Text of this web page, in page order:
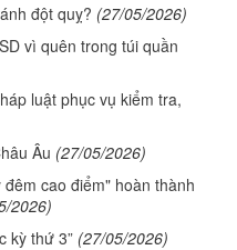
đột quỵ? (27/05/2026)
vì quên trong túi quần
luật phục vụ kiểm tra,
Âu (27/05/2026)
cao điểm" hoàn thành
2026)
kỳ thứ 3” (27/05/2026)